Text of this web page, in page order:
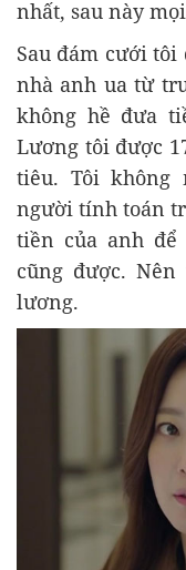
nhất, sau này
Sau đám cưới tôi
nhà anh ua từ
không hề đưa
Lương tôi được
tiêu. Tôi không
người tính toán
tiền của anh
cũng được.
lương.